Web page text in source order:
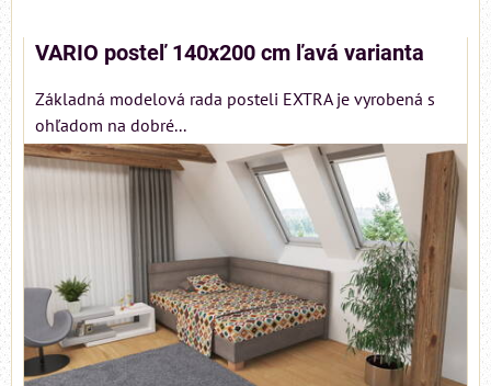
VARIO posteľ 140x200 cm ľavá varianta
Základná modelová rada posteli EXTRA je vyrobená s
ohľadom na dobré...